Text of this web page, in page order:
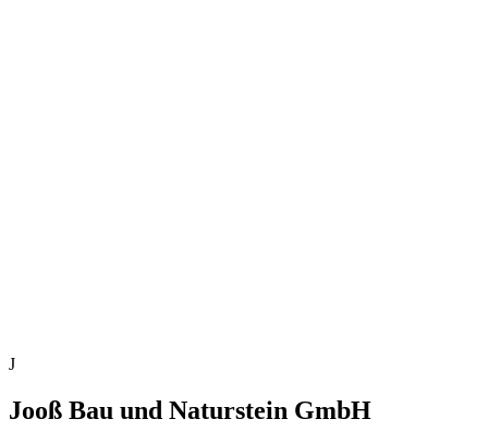
J
Jooß Bau und Naturstein GmbH